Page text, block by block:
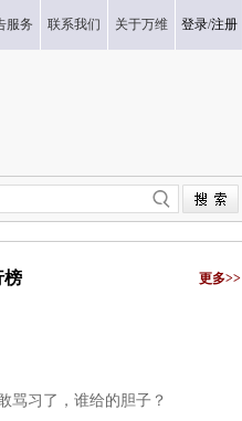
服务 联系我们 关于万维 登录/注册
榜 更多>>
骂习了，谁给的胆子？